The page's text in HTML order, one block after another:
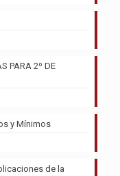
PARA 2º DE
y Mínimos
de la